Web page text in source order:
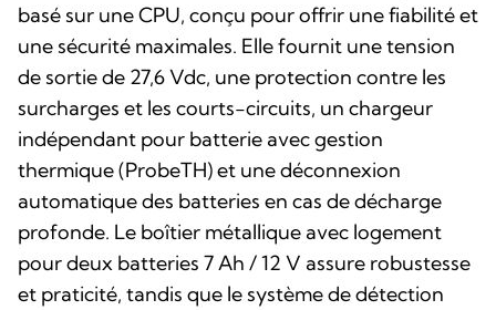
basé sur une CPU, conçu pour offrir une fiabilité et
une sécurité maximales. Elle fournit une tension
de sortie de 27,6 Vdc, une protection contre les
surcharges et les courts-circuits, un chargeur
indépendant pour batterie avec gestion
thermique (ProbeTH) et une déconnexion
automatique des batteries en cas de décharge
profonde. Le boîtier métallique avec logement
pour deux batteries 7 Ah / 12 V assure robustesse
et praticité, tandis que le système de détection